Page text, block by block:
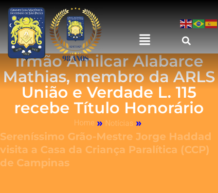
Irmão Amilcar Alabarce
Mathias, membro da ARLS
União e Verdade L. 115
recebe Título Honorário
Home » Notícias »
Sereníssimo Grão-Mestre Jorge Haddad
visita a Casa da Criança Paralítica (CCP)
de Campinas